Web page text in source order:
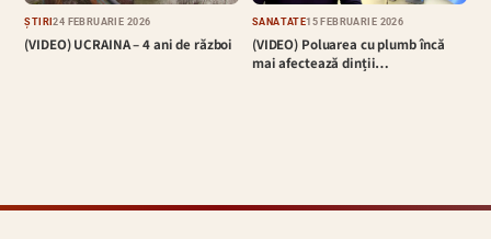
ȘTIRI24 FEBRUARIE 2026
(VIDEO) UCRAINA – 4 ani de război
SĂNĂTATE15 FEBRUARIE 2026
(VIDEO) Poluarea cu plumb încă
mai afectează dinții…